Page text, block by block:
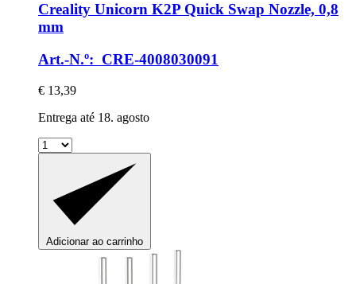
Creality Unicorn K2P Quick Swap Nozzle, 0,8
mm
Art.-N.º: CRE-4008030091
€ 13,39
Entrega até 18. agosto
Adicionar ao carrinho